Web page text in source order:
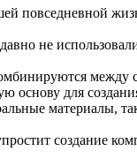
повседневной
не
между
основу для
материалы,
создание